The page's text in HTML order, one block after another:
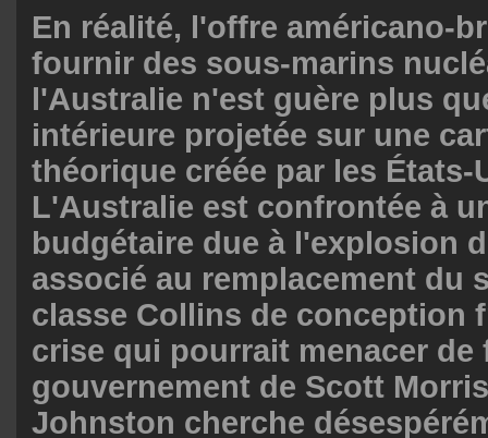
En réalité, l'offre américano-
fournir des sous-marins
l'Australie n'est guère plus
intérieure projetée sur une
théorique créée par les États-
L'Australie est confrontée à
budgétaire due à l'explosion
associé au remplacement du
classe Collins de conception
crise qui pourrait menacer de
gouvernement de Scott
Johnston cherche